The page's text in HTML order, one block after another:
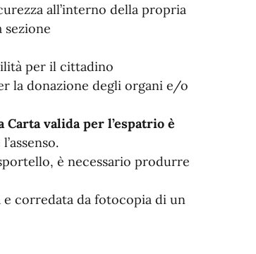
all’interno della propria
sezione
per il cittadino
la donazione degli organi e/o
valida per l’espatrio è
è necessario produrre
e corredata da fotocopia di un